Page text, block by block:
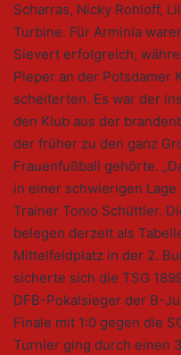
Scharras, Nicky Rohloff,
Turbine. Für Arminia
Sievert erfolgreich,
Pieper an der Potsdamer
scheiterten. Es war der
den Klub aus der
der früher zu den ganz
Frauenfußball gehörte.
in einer schwierigen
Trainer Tonio Schüttler.
belegen derzeit als
Mittelfeldplatz in der 2.
sicherte sich die TSG
DFB-Pokalsieger der B-
Finale mit 1:0 gegen die
Turnier ging durch einen